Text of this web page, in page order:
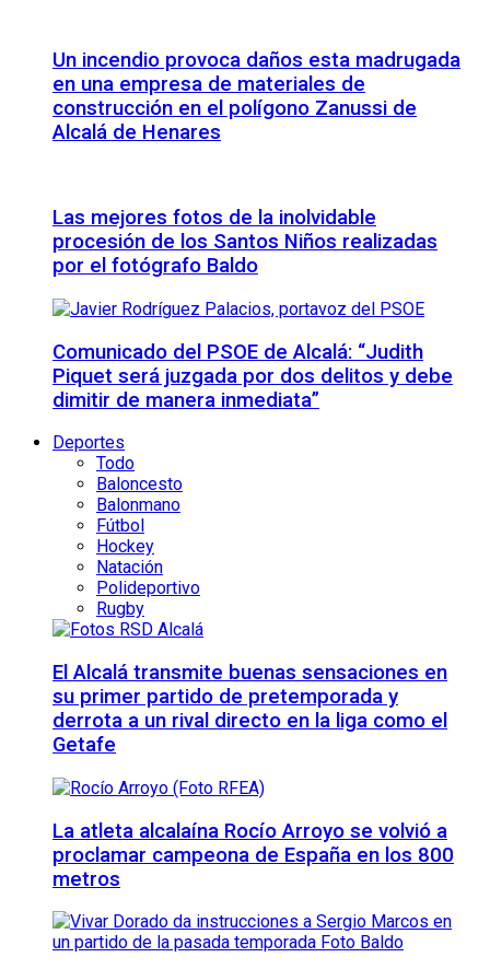
Un incendio provoca daños esta madrugada
en una empresa de materiales de
construcción en el polígono Zanussi de
Alcalá de Henares
Las mejores fotos de la inolvidable
procesión de los Santos Niños realizadas
por el fotógrafo Baldo
Comunicado del PSOE de Alcalá: “Judith
Piquet será juzgada por dos delitos y debe
dimitir de manera inmediata”
Deportes
Todo
Baloncesto
Balonmano
Fútbol
Hockey
Natación
Polideportivo
Rugby
El Alcalá transmite buenas sensaciones en
su primer partido de pretemporada y
derrota a un rival directo en la liga como el
Getafe
La atleta alcalaína Rocío Arroyo se volvió a
proclamar campeona de España en los 800
metros